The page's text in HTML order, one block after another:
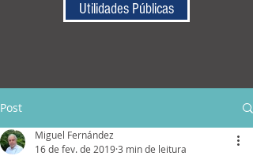
Utilidades Públicas
Post
Miguel Fernández
16 de fev. de 20193 min de leitura